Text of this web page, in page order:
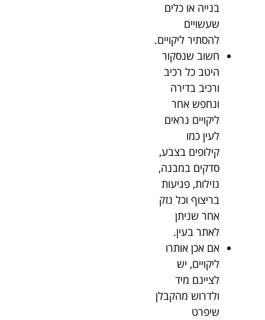
בנייה או כלים
שעשויים
להסתיר ליקויים.
חשוב שנסקור
היטב כל רכיב
ורכיב בדירה
ונחפש אחר
ליקויים נראים
לעין כמו
קילופים בצבע,
סדקים במבנה,
נזילות, פגיעות
בריצוף וכל נזק
אחר שניתן
לאתר בעין.
אם אכן אותרו
ליקויים, יש
לציינם מיד
ולדרוש מהקבלן
שיפרט